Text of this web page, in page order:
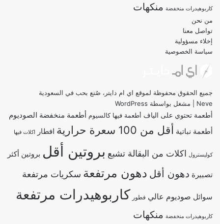
كاربوهيدرات منخفضة منكهات
من نحن
تواصل معنا
إخلاء مسؤولية
سياسة الخصوصية
جميع الحقوق محفوظة لموقع اي ام دايتر، صُنع بحب في السعودية
Neve | مشغل بواسطة WordPress
أطعمة تحتوي على الياف أطعمة فيها كالسيوم أطعمة منخفضة الصوديوم
أطعمة نباتية أقل من 100 سعرة حرارية افطار اكلات فيها
كوليسترول اكلات من البقالة تشبع بروتين أقل بروتين أكثر
تصبيرة دهون أقل دهون مرتفعة سكريات مرتفعة
سوائل صوديوم عالي فطور كاربوهيدرات مرتفعة
كاربوهيدرات منخفضة منكهات